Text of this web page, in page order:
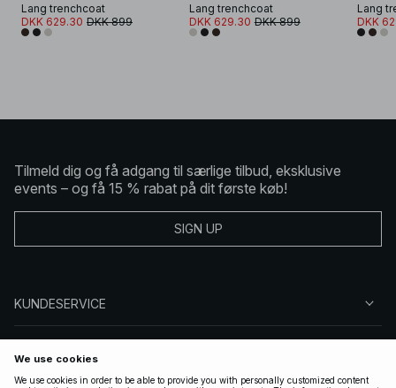
Lang trenchcoat
DKK 629.30 DKK 899
Lang trenchcoat
DKK 629.30 DKK 899
Lang
DKK
Tilmeld dig og få adgang til særlige tilbud, eksklusive
events – og få 15 % rabat på dit første køb!
SIGN UP
KUNDESERVICE